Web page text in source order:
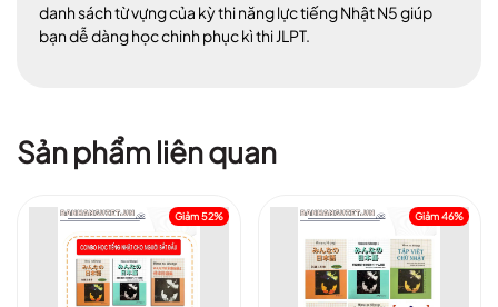
danh sách từ vựng của kỳ thi năng lực tiếng Nhật N5 giúp
bạn dễ dàng học chinh phục kì thi JLPT.
Sản phẩm liên quan
Giảm 52% Giảm 46%